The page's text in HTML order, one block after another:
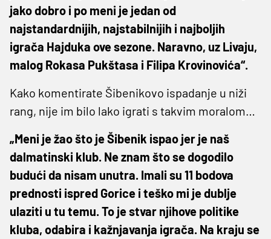
jako dobro i po meni je jedan od
najstandardnijih, najstabilnijih i najboljih
igrača Hajduka ove sezone. Naravno, uz Livaju,
malog Rokasa Pukštasa i Filipa Krovinovića“.
Kako komentirate Šibenikovo ispadanje u niži
rang, nije im bilo lako igrati s takvim moralom…
„Meni je žao što je Šibenik ispao jer je naš
dalmatinski klub. Ne znam što se dogodilo
budući da nisam unutra. Imali su 11 bodova
prednosti ispred Gorice i teško mi je dublje
ulaziti u tu temu. To je stvar njihove politike
kluba, odabira i kažnjavanja igrača. Na kraju se